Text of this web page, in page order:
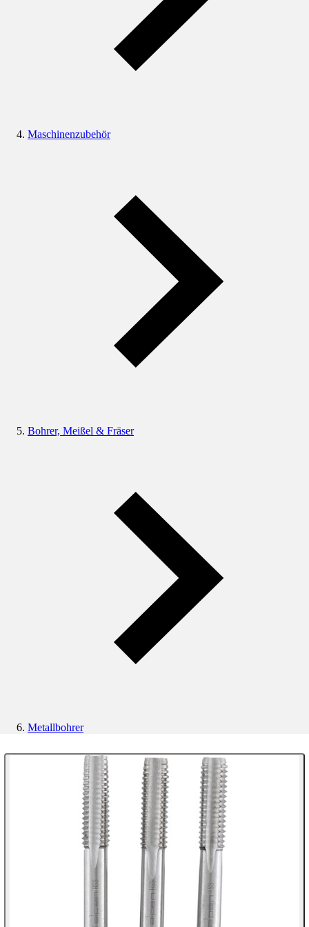
Maschinenzubehör
Bohrer, Meißel & Fräser
Metallbohrer